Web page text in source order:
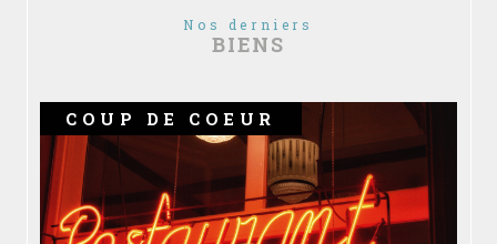
Plus qu’un intermédiaire entre les parties,
De l’estimation à l’analyse financière, en
passant par les différents aspects juridiques,
nous mettons notre expertise et notre
expérience à votre service pour que vos
transactions se réalisent en toute sérénité.
Nos derniers
BIENS
COUP DE COEUR